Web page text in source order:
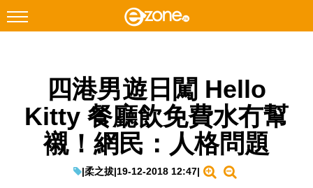
Facebook Instagram
科技焦點
網絡生活
四港男遊日闖 Hello
Kitty 餐廳飲免費水冇幫
襯！網民：人格問題
|柔之拔|19-12-2018 12:47|